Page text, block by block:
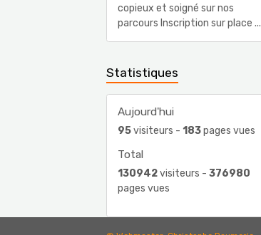
copieux et soigné sur nos
parcours Inscription sur place ...
Statistiques
Aujourd'hui
95visiteurs -183pages vues
Total
130942visiteurs -376980
pages vues